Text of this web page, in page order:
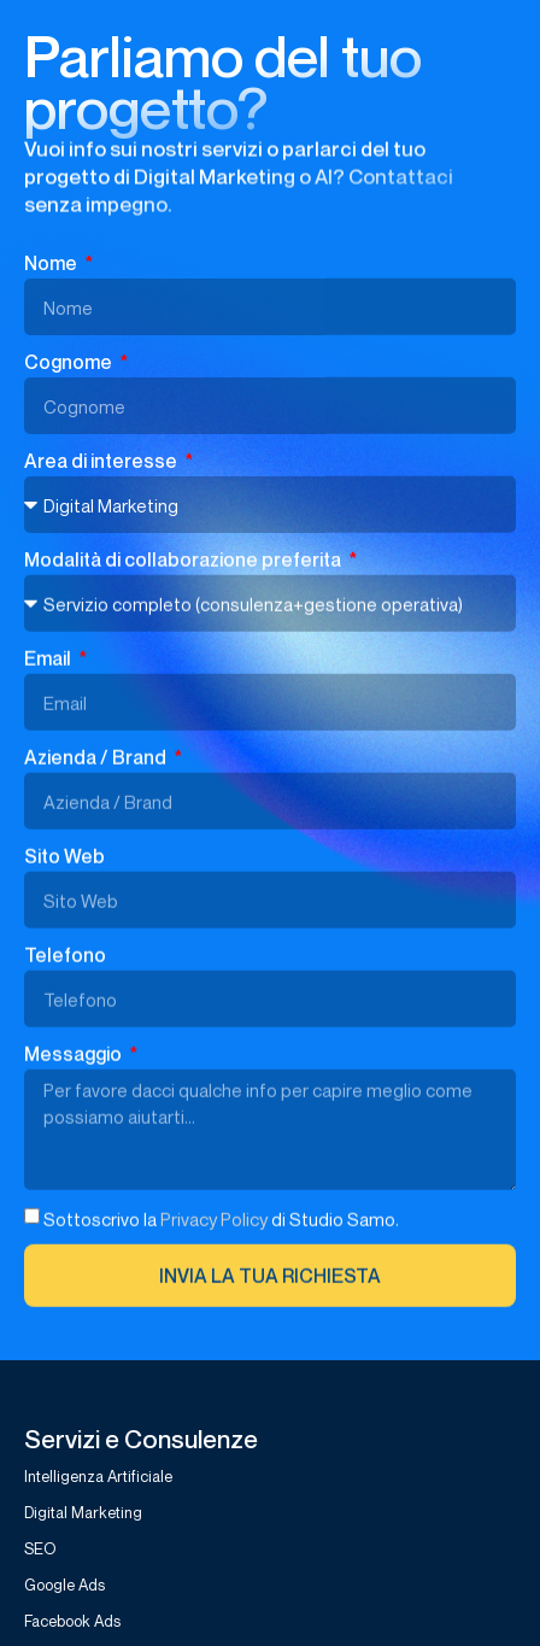
Parliamo del tuo
progetto?
Vuoi info sui nostri servizi o parlarci del tuo
progetto di Digital Marketing o AI? Contattaci
senza impegno.
Nome
Cognome
Area di interesse
Modalità di collaborazione preferita
Email
Azienda / Brand
Sito Web
Telefono
Messaggio
Sottoscrivo la Privacy Policydi Studio Samo.
INVIA LA TUA RICHIESTA
Servizi e Consulenze
Intelligenza Artificiale
Digital Marketing
SEO
Google Ads
Facebook Ads